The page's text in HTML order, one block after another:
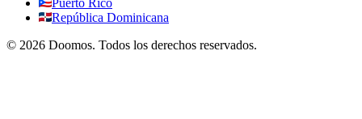
República Dominicana
© 2026 Doomos. Todos los derechos reservados.